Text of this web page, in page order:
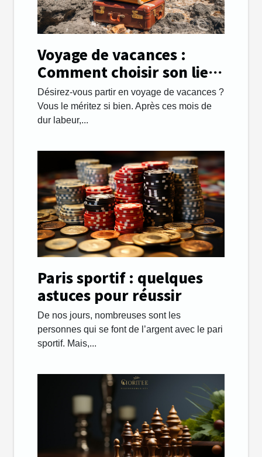
Voyage de vacances :
Comment choisir son lieu
de destination avec
succès ?
Désirez-vous partir en voyage de vacances ?
Vous le méritez si bien. Après ces mois de
dur labeur,...
Paris sportif : quelques
astuces pour réussir
De nos jours, nombreuses sont les
personnes qui se font de l’argent avec le pari
sportif. Mais,...